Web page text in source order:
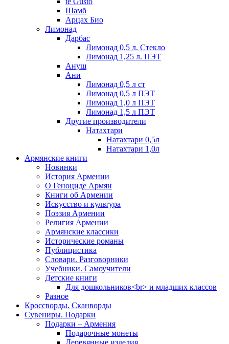
Шамб
Арцах Био
Лимонад
Дарбас
Лимонад 0,5 л. Стекло
Лимонад 1,25 л. ПЭТ
Ануш
Ани
Лимонад 0,5 л ст
Лимонад 0,5 л ПЭТ
Лимонад 1,0 л ПЭТ
Лимонад 1,5 л ПЭТ
Другие производители
Натахтари
Натахтари 0,5л
Натахтари 1,0л
Армянские книги
Новинки
История Армении
О Геноциде Армян
Книги об Армении
Иcкусство и культура
Поэзия Армении
Религия Армении
Армянские классики
Исторические романы
Публицистика
Словари. Разговорники
Учебники. Самоучители
Детские книги
Для дошкольников<br> и младших классов
Разное
Кроссворды. Сканворды
Сувениры. Подарки
Подарки – Армения
Подарочные монеты
Деревянные изделия